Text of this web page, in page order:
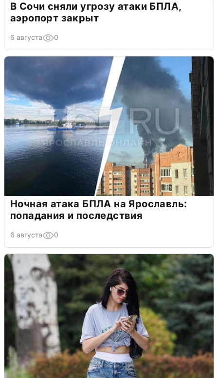
В Сочи сняли угрозу атаки БПЛА,
аэропорт закрыт
6 августа 0
Ночная атака БПЛА на Ярославль:
попадания и последствия
6 августа 0